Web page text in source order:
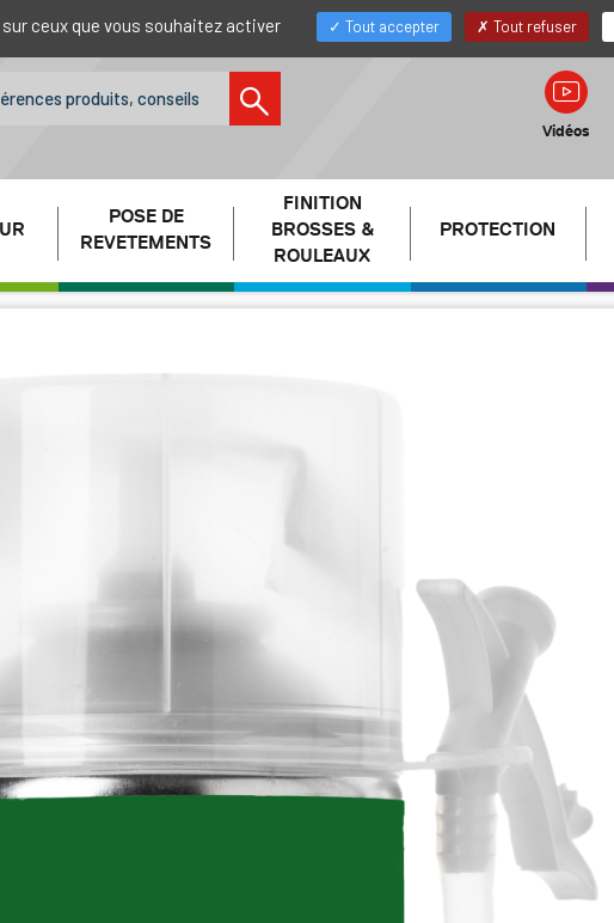
Vidéos
POSE DE
REVETEMENTS
FINITION
BROSSES &
ROULEAUX
PROTECTION
ceux que vous souhaitez activer Tout accepter Tout refuser